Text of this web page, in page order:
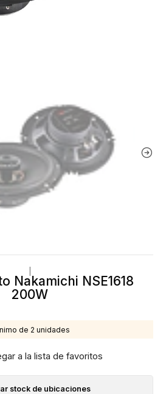
Nakamichi NSE1618
200W
de 2 unidades
a la lista de favoritos
stock de ubicaciones